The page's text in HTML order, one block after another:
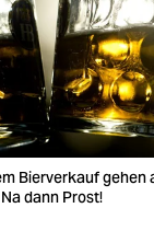
Bierverkauf gehen
dann Prost!